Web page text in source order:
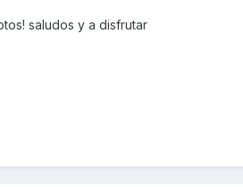
saludos y a disfrutar